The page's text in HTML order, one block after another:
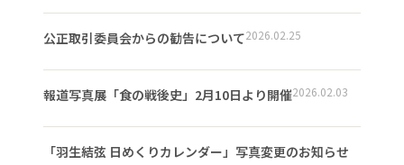
公正取引委員会からの勧告について2026.02.25
報道写真展「食の戦後史」2月10日より開催2026.02.03
「羽生結弦 日めくりカレンダー」写真変更のお知らせ